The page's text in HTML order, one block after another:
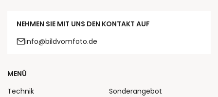
NEHMEN SIE MIT UNS DEN KONTAKT AUF
info@bildvomfoto.de
MENÜ
Technik
Sonderangebot